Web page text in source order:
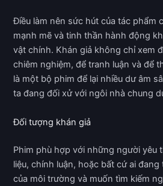
Điều làm nên sức hút của tác phẩm
mạnh mẽ và tinh thần hành động
vật chính. Khán giả không chỉ xem
chiêm nghiệm, để tranh luận và để
là một bộ phim để lại nhiều dư âm
ta đang đối xử với ngôi nhà chung
Đối tượng khán giả
Phim phù hợp với những người yêu
liệu, chính luận, hoặc bất cứ ai
của môi trường và muốn tìm kiếm